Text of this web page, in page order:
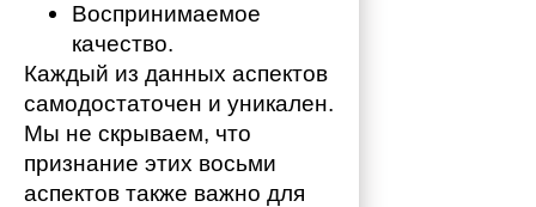
Воспринимаемое
качество.
Каждый из данных аспектов
самодостаточен и уникален.
Мы не скрываем, что
признание этих восьми
аспектов также важно для